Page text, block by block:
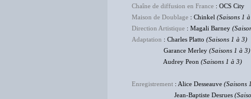
Chaîne de diffusion en France : OCS City
Maison de Doublage : Chinkel (Saisons 1
Direction Artistique : Magali Barney
Adaptation : Charles Platto (Saisons 1 à 3)
Garance Merley (Saisons 1 à 3)
Audrey Peon (Saisons 1 à 3)
Enregistrement : Alice Desseauve (Saisons
Jean-Baptiste Desrues